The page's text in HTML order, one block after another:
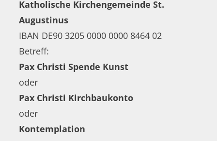
Katholische Kirchengemeinde St.
Augustinus
IBAN DE90 3205 0000 0000 8464 02
Betreff:
Pax Christi Spende Kunst
oder
Pax Christi Kirchbaukonto
oder
Kontemplation